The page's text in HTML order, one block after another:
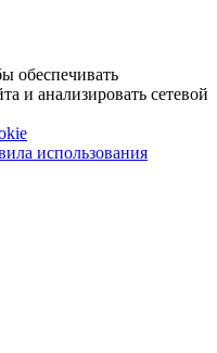
обеспечивать
и анализировать сетевой
использования